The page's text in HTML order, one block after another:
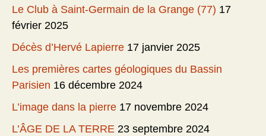
Le Club à Saint-Germain de la Grange (77) 17
février 2025
Décès d’Hervé Lapierre 17 janvier 2025
Les premières cartes géologiques du Bassin
Parisien 16 décembre 2024
L’image dans la pierre 17 novembre 2024
L’ÂGE DE LA TERRE 23 septembre 2024